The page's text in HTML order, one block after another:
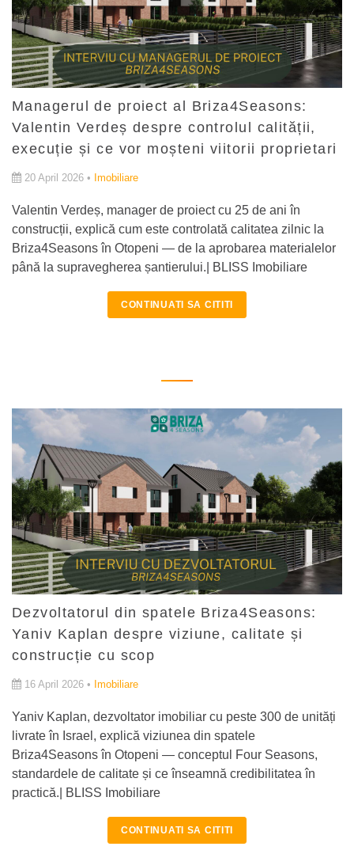
Managerul de proiect al Briza4Seasons:
Valentin Verdeș despre controlul calității,
execuție și ce vor moșteni viitorii proprietari
20 April 2026 • Imobiliare
Valentin Verdeș, manager de proiect cu 25 de ani în
construcții, explică cum este controlată calitatea zilnic la
Briza4Seasons în Otopeni — de la aprobarea materialelor
până la supravegherea șantierului.| BLISS Imobiliare
CONTINUATI SA CITITI
Dezvoltatorul din spatele Briza4Seasons:
Yaniv Kaplan despre viziune, calitate și
construcție cu scop
16 April 2026 • Imobiliare
Yaniv Kaplan, dezvoltator imobiliar cu peste 300 de unități
livrate în Israel, explică viziunea din spatele
Briza4Seasons în Otopeni — conceptul Four Seasons,
standardele de calitate și ce înseamnă credibilitatea în
practică.| BLISS Imobiliare
CONTINUATI SA CITITI